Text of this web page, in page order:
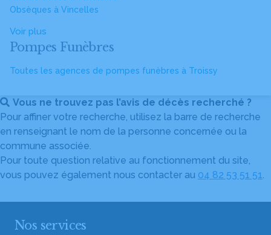
Obsèques à Vincelles
Voir plus
Pompes Funèbres
Toutes les agences de pompes funèbres à Troissy
Vous ne trouvez pas l’avis de décès recherché ?
Pour affiner votre recherche, utilisez la barre de recherche
en renseignant le nom de la personne concernée ou la
commune associée.
Pour toute question relative au fonctionnement du site,
vous pouvez également nous contacter au 04 82 53 51 51.
Nos services